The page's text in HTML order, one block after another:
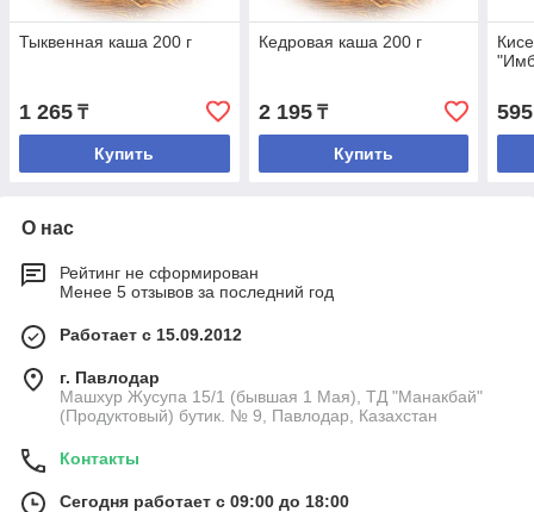
Тыквенная каша 200 г
1 265 ₸
Купить
Кедровая каша 200 г
2 195₸
Купить
595
О нас
Рейтинг не сформирован
Менее 5 отзывов за последний год
Работает с 15.09.2012
г. Павлодар
Машхур Жусупа 15/1 (бывшая 1 Мая), ТД "Манакбай"
(Продуктовый) бутик. № 9, Павлодар, Казахстан
Контакты
Сегодня работает с 09:00 до 18:00